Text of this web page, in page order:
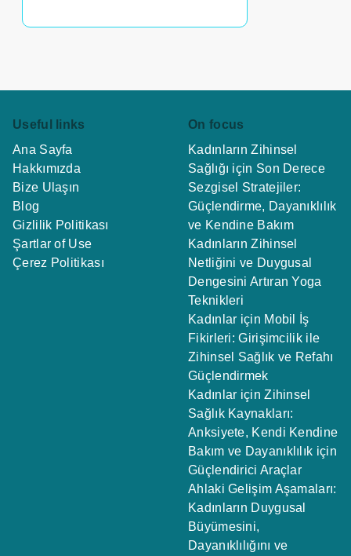
Useful links
Ana Sayfa
Hakkımızda
Bize Ulaşın
Blog
Gizlilik Politikası
Şartlar of Use
Çerez Politikası
On focus
Kadınların Zihinsel
Sağlığı için Son Derece
Sezgisel Stratejiler:
Güçlendirme, Dayanıklılık
ve Kendine Bakım
Kadınların Zihinsel
Netliğini ve Duygusal
Dengesini Artıran Yoga
Teknikleri
Kadınlar için Mobil İş
Fikirleri: Girişimcilik ile
Zihinsel Sağlık ve Refahı
Güçlendirmek
Kadınlar için Zihinsel
Sağlık Kaynakları:
Anksiyete, Kendi Kendine
Bakım ve Dayanıklılık için
Güçlendirici Araçlar
Ahlaki Gelişim Aşamaları:
Kadınların Duygusal
Büyümesini,
Dayanıklılığını ve